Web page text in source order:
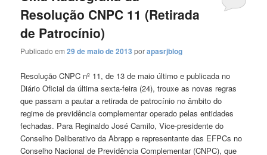
Resolução CNPC 11 (Retirada
de Patrocínio)
Publicado em29 de maio de 2013 porapasrjblog
Resolução CNPC nº 11, de 13 de maio último e publicada no
Diário Oficial da última sexta-feira (24), trouxe as novas regras
que passam a pautar a retirada de patrocínio no âmbito do
regime de previdência complementar operado pelas entidades
fechadas. Para Reginaldo José Camilo, Vice-presidente do
Conselho Deliberativo da Abrapp e representante das EFPCs no
Conselho Nacional de Previdência Complementar (CNPC), que